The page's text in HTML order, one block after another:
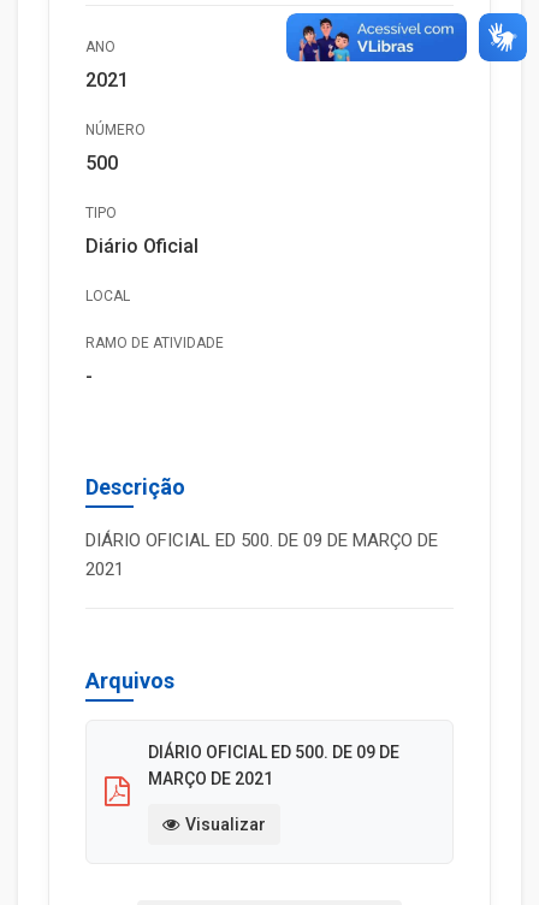
ANO
2021
NÚMERO
500
TIPO
Diário Oficial
LOCAL
RAMO DE ATIVIDADE
-
Descrição
DIÁRIO OFICIAL ED 500. DE 09 DE MARÇO DE
2021
Arquivos
DIÁRIO OFICIAL ED 500. DE 09 DE
MARÇO DE 2021
Visualizar